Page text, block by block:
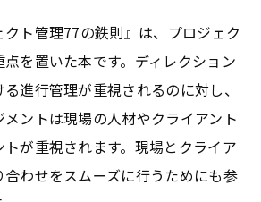
クト管理77の鉄則』は、プロジェク
点を置いた本です。ディレクション
進行管理が重視されるのに対し、
ントは現場の人材やクライアント
が重視されます。現場とクライア
わせをスムーズに行うためにも参